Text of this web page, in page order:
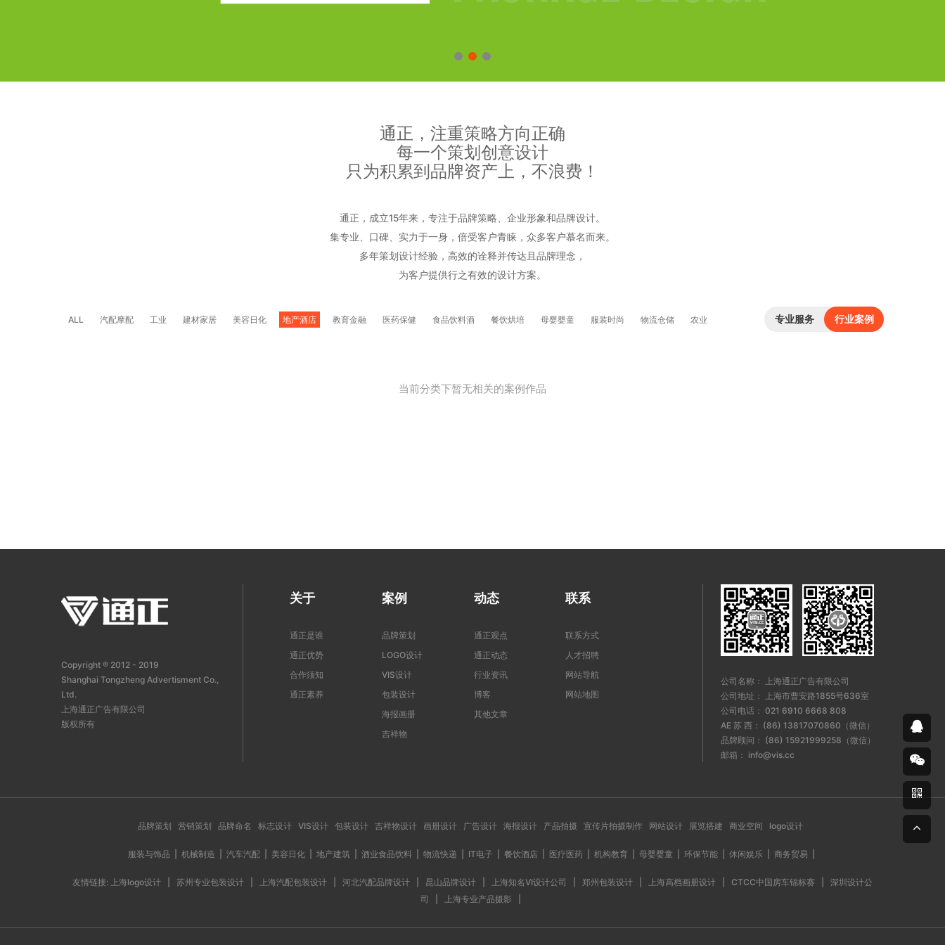
通正，注重策略方向正确
每一个策划创意设计
只为积累到品牌资产上，不浪费！
通正，成立15年来，专注于品牌策略、企业形象和品牌设计。
集专业、口碑、实力于一身，倍受客户青睐，众多客户慕名而来。
多年策划设计经验，高效的诠释并传达且品牌理念，
为客户提供行之有效的设计方案。
ALL 汽配摩配 工业 建材家居 美容日化 地产酒店 教育金融 医药保健 食品饮料酒 餐饮烘培 母婴婴童 服装时尚 物流仓储 农业 专业服务 行业案例
当前分类下暂无相关的案例作品
Copyright ® 2012 - 2019
Shanghai Tongzheng Advertisment Co.,
Ltd.
上海通正广告有限公司
版权所有
关于
通正是谁
通正优势
合作须知
通正素养
案例
品牌策划
LOGO设计
VIS设计
包装设计
海报画册
吉祥物
动态
通正观点
通正动态
行业资讯
博客
其他文章
联系
联系方式
人才招聘
网站导航
网站地图
公司名称： 上海通正广告有限公司
公司地址： 上海市曹安路1855号636室
公司电话： 021 6910 6668 808
AE 苏 西： (86) 13817070860（微信）
品牌顾问： (86) 15921999258（微信）
邮箱： info@vis.cc
品牌策划 营销策划 品牌命名 标志设计 VIS设计 包装设计 吉祥物设计 画册设计 广告设计 海报设计 产品拍摄 宣传片拍摄制作 网站设计 展览搭建 商业空间 logo设计
服装与饰品 机械制造 汽车汽配 美容日化 地产建筑 酒业食品饮料 物流快递 IT电子 餐饮酒店 医疗医药 机构教育 母婴婴童 环保节能 休闲娱乐 商务贸易
友情链接: 上海logo设计 苏州专业包装设计 上海汽配包装设计 河北汽配品牌设计 昆山品牌设计 上海知名VI设计公司 郑州包装设计 上海高档画册设计 CTCC中国房车锦标赛
深圳设计公
司
上海专业产品摄影